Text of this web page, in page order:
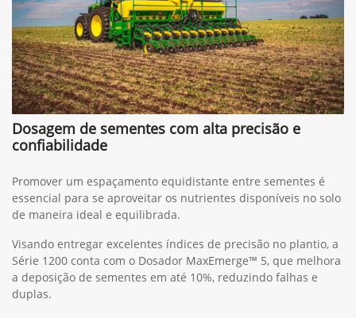
Dosagem de sementes com alta precisão e
confiabilidade
Promover um espaçamento equidistante entre sementes é
essencial para se aproveitar os nutrientes disponíveis no solo
de maneira ideal e equilibrada.
Visando entregar excelentes índices de precisão no plantio, a
Série 1200 conta com o Dosador MaxEmerge™ 5, que melhora
a deposição de sementes em até 10%, reduzindo falhas e
duplas.